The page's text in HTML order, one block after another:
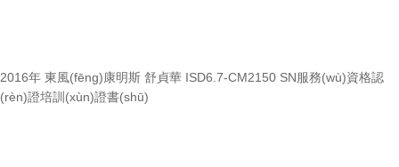
2016年 東風(fēng)康明斯 舒貞華 ISD6.7-CM2150 SN服務(wù)資格認
(rèn)證培訓(xùn)證書(shū)